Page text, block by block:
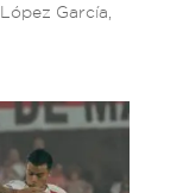
García,